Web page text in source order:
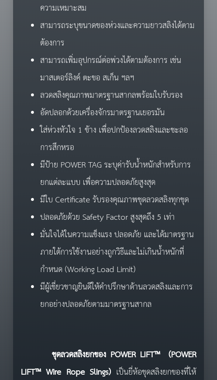
ความเหมาะสม
สามารถระบุขนาดของห่วงและความยาวสลิงได้ตาม
ต้องการ
สามารถเพิ่มอุปกรณ์ต่อพ่วงได้ตามต้องการ เช่น
มาสเตอร์ลิงค์ ตะขอ สเก็น ฯลฯ
ลวดสลิงคุณภาพมาตรฐานสากลพร้อมใบรับรอง
อัดปลอกด้วยเครื่องจักรมาตรฐานเยอรมัน
ใส่ห่วงหัวใจ 1 ข้าง เพื่อปกป้องลวดสลิงและชะลอ
การสึกหรอ
มีป้าย POWER TAG ระบุค่ารับน้ำหนักสำหรับการ
ยกแต่ละแบบ เพื่อความปลอดภัยสูงสุด
มีใบ Certificate รับรองคุณภาพชุดลวดสลิงทุกชุด
ปลอดภัยด้วย Safety Factor สูงสุดถึง 5 เท่า
มั่นใจได้ในความแข็งแรง ปลอดภัย และได้มาตรฐาน
ภายใต้การใช้งานอย่างถูกวิธีและไม่เกินน้ำหนักที่
กำหนด (Working Load Limit)
มีผู้เชี่ยวชาญยินดีให้คำปรึกษาด้านลวดสลิงและการ
ยกอย่างปลอดภัยตามมาตรฐานสากล
ชุดลวดสลิงยกของPOWER LIFT™ (POWER
LIFT™ Wire Rope Slings) เป็นยี่ห้อชุดสลิงยกของที่ให้